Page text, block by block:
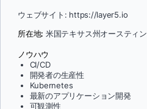
ウェブサイト: https://layer5.io
所在地: 米国テキサス州オースティン
ノウハウ
CI/CD
開発者の生産性
Kubernetes
最新のアプリケーション開発
可観測性